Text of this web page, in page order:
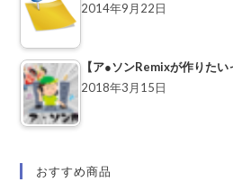
2014年9月22日
【ア●ソンRemixが作りた
2018年3月15日
おすすめ商品